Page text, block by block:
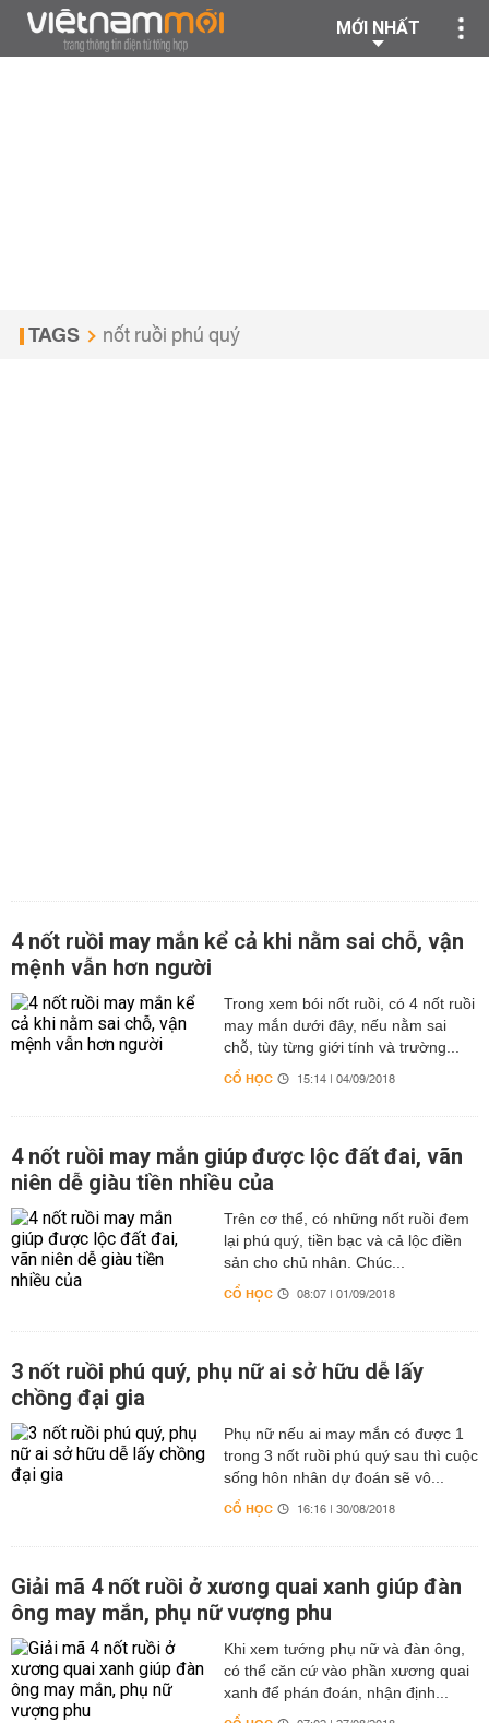
MỚI NHẤT
TAGS nốt ruồi phú quý
4 nốt ruồi may mắn kể cả khi nằm sai chỗ, vận
mệnh vẫn hơn người
Trong xem bói nốt ruồi, có 4 nốt ruồi
may mắn dưới đây, nếu nằm sai
chỗ, tùy từng giới tính và trường...
CỔ HỌC 15:14 | 04/09/2018
4 nốt ruồi may mắn giúp được lộc đất đai, vãn
niên dễ giàu tiền nhiều của
Trên cơ thể, có những nốt ruồi đem
lại phú quý, tiền bạc và cả lộc điền
sản cho chủ nhân. Chúc...
CỔ HỌC 08:07 | 01/09/2018
3 nốt ruồi phú quý, phụ nữ ai sở hữu dễ lấy
chồng đại gia
Phụ nữ nếu ai may mắn có được 1
trong 3 nốt ruồi phú quý sau thì cuộc
sống hôn nhân dự đoán sẽ vô...
CỔ HỌC 16:16 | 30/08/2018
Giải mã 4 nốt ruồi ở xương quai xanh giúp đàn
ông may mắn, phụ nữ vượng phu
Khi xem tướng phụ nữ và đàn ông,
có thể căn cứ vào phần xương quai
xanh để phán đoán, nhận định...